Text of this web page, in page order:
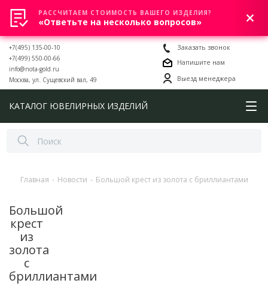
0
+7(495) 135-00-10
+7(499) 550-00-66
info@nota-gold.ru
Москва, ул. Сущевский вал, 49
Заказать звонок
Напишите нам
Выезд менеджера
КАТАЛОГ ЮВЕЛИРНЫХ ИЗДЕЛИЙ
Главная - Новости - Большой крест из золота с бриллиантами
Большой
крест
из
золота
с
бриллиантами
РАССЧИТАЕМ СТОИМОСТЬ ВАШЕГО ИЗДЕЛИЯ?
«Ответьте на несколько вопросов»